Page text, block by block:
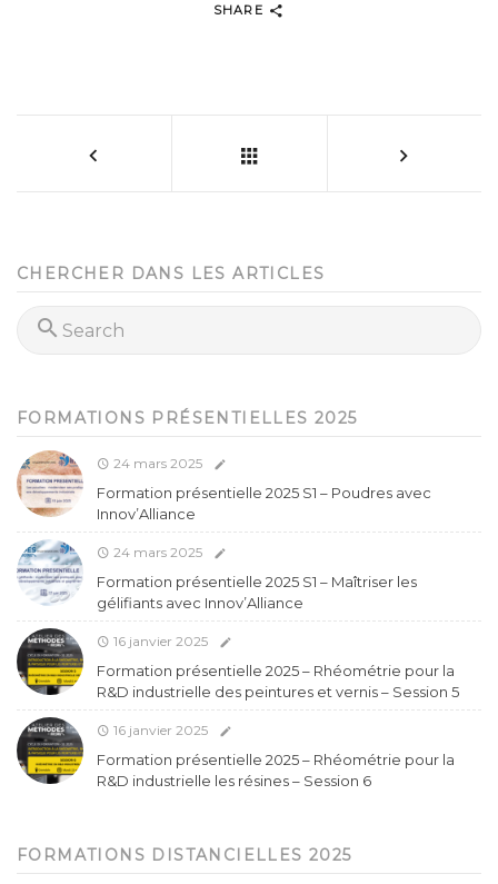
SHARE
CHERCHER DANS LES ARTICLES
FORMATIONS PRÉSENTIELLES 2025
24 mars 2025
Formation présentielle 2025 S1 – Poudres avec
Innov’Alliance
24 mars 2025
Formation présentielle 2025 S1 – Maîtriser les
gélifiants avec Innov’Alliance
16 janvier 2025
Formation présentielle 2025 – Rhéométrie pour la
R&D industrielle des peintures et vernis – Session 5
16 janvier 2025
Formation présentielle 2025 – Rhéométrie pour la
R&D industrielle les résines – Session 6
FORMATIONS DISTANCIELLES 2025